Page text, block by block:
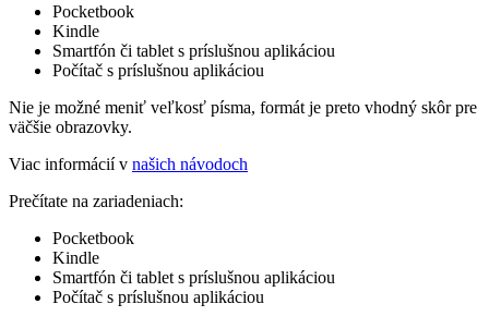
Pocketbook
Kindle
Smartfón či tablet s príslušnou aplikáciou
Počítač s príslušnou aplikáciou
Nie je možné meniť veľkosť písma, formát je preto vhodný skôr pre
väčšie obrazovky.
Viac informácií v našich návodoch
Prečítate na zariadeniach:
Pocketbook
Kindle
Smartfón či tablet s príslušnou aplikáciou
Počítač s príslušnou aplikáciou